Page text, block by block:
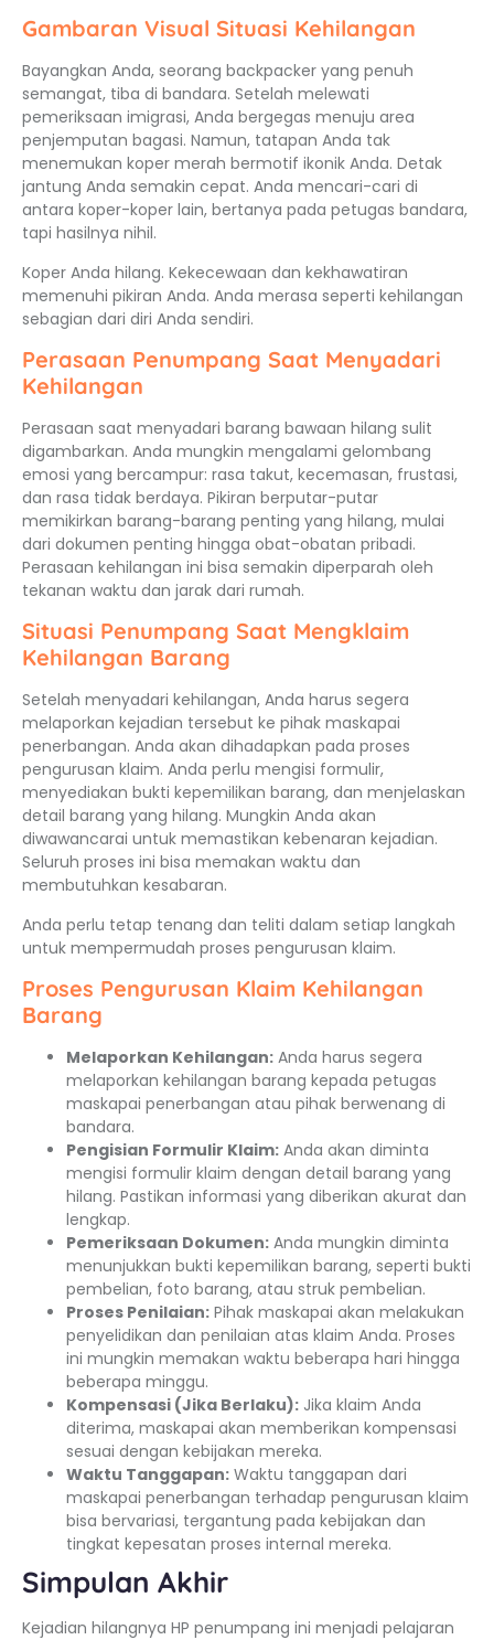
Gambaran Visual Situasi Kehilangan
Bayangkan Anda, seorang backpacker yang penuh
semangat, tiba di bandara. Setelah melewati
pemeriksaan imigrasi, Anda bergegas menuju area
penjemputan bagasi. Namun, tatapan Anda tak
menemukan koper merah bermotif ikonik Anda. Detak
jantung Anda semakin cepat. Anda mencari-cari di
antara koper-koper lain, bertanya pada petugas bandara,
tapi hasilnya nihil.
Koper Anda hilang. Kekecewaan dan kekhawatiran
memenuhi pikiran Anda. Anda merasa seperti kehilangan
sebagian dari diri Anda sendiri.
Perasaan Penumpang Saat Menyadari
Kehilangan
Perasaan saat menyadari barang bawaan hilang sulit
digambarkan. Anda mungkin mengalami gelombang
emosi yang bercampur: rasa takut, kecemasan, frustasi,
dan rasa tidak berdaya. Pikiran berputar-putar
memikirkan barang-barang penting yang hilang, mulai
dari dokumen penting hingga obat-obatan pribadi.
Perasaan kehilangan ini bisa semakin diperparah oleh
tekanan waktu dan jarak dari rumah.
Situasi Penumpang Saat Mengklaim
Kehilangan Barang
Setelah menyadari kehilangan, Anda harus segera
melaporkan kejadian tersebut ke pihak maskapai
penerbangan. Anda akan dihadapkan pada proses
pengurusan klaim. Anda perlu mengisi formulir,
menyediakan bukti kepemilikan barang, dan menjelaskan
detail barang yang hilang. Mungkin Anda akan
diwawancarai untuk memastikan kebenaran kejadian.
Seluruh proses ini bisa memakan waktu dan
membutuhkan kesabaran.
Anda perlu tetap tenang dan teliti dalam setiap langkah
untuk mempermudah proses pengurusan klaim.
Proses Pengurusan Klaim Kehilangan
Barang
Melaporkan Kehilangan: Anda harus segera
melaporkan kehilangan barang kepada petugas
maskapai penerbangan atau pihak berwenang di
bandara.
Pengisian Formulir Klaim: Anda akan diminta
mengisi formulir klaim dengan detail barang yang
hilang. Pastikan informasi yang diberikan akurat dan
lengkap.
Pemeriksaan Dokumen: Anda mungkin diminta
menunjukkan bukti kepemilikan barang, seperti bukti
pembelian, foto barang, atau struk pembelian.
Proses Penilaian: Pihak maskapai akan melakukan
penyelidikan dan penilaian atas klaim Anda. Proses
ini mungkin memakan waktu beberapa hari hingga
beberapa minggu.
Kompensasi (Jika Berlaku): Jika klaim Anda
diterima, maskapai akan memberikan kompensasi
sesuai dengan kebijakan mereka.
Waktu Tanggapan: Waktu tanggapan dari
maskapai penerbangan terhadap pengurusan klaim
bisa bervariasi, tergantung pada kebijakan dan
tingkat kepesatan proses internal mereka.
Simpulan Akhir
Kejadian hilangnya HP penumpang ini menjadi pelajaran